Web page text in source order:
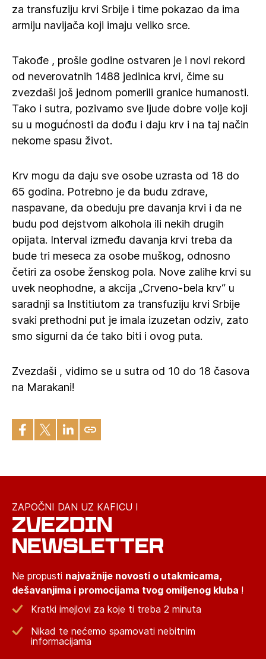
za transfuziju krvi Srbije i time pokazao da ima
armiju navijača koji imaju veliko srce.
Takođe , prošle godine ostvaren je i novi rekord
od neverovatnih 1488 jedinica krvi, čime su
zvezdaši još jednom pomerili granice humanosti.
Tako i sutra, pozivamo sve ljude dobre volje koji
su u mogućnosti da dođu i daju krv i na taj način
nekome spasu život.
Krv mogu da daju sve osobe uzrasta od 18 do
65 godina. Potrebno je da budu zdrave,
naspavane, da obeduju pre davanja krvi i da ne
budu pod dejstvom alkohola ili nekih drugih
opijata. Interval između davanja krvi treba da
bude tri meseca za osobe muškog, odnosno
četiri za osobe ženskog pola. Nove zalihe krvi su
uvek neophodne, a akcija „Crveno-bela krv“ u
saradnji sa Institiutom za transfuziju krvi Srbije
svaki prethodni put je imala izuzetan odziv, zato
smo sigurni da će tako biti i ovog puta.
Zvezdaši , vidimo se u sutra od 10 do 18 časova
na Marakani!
ZAPOČNI DAN UZ KAFICU I
ZVEZDIN
NEWSLETTER
Ne propusti najvažnije novosti o utakmicama,
dešavanjima i promocijama tvog omiljenog kluba !
Kratki imejlovi za koje ti treba 2 minuta
Nikad te nećemo spamovati nebitnim
informacijama